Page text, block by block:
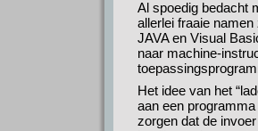
Al spoedig bedacht
allerlei fraaie
JAVA en Visual
naar machine-
Het idee van het
aan een
zorgen dat de